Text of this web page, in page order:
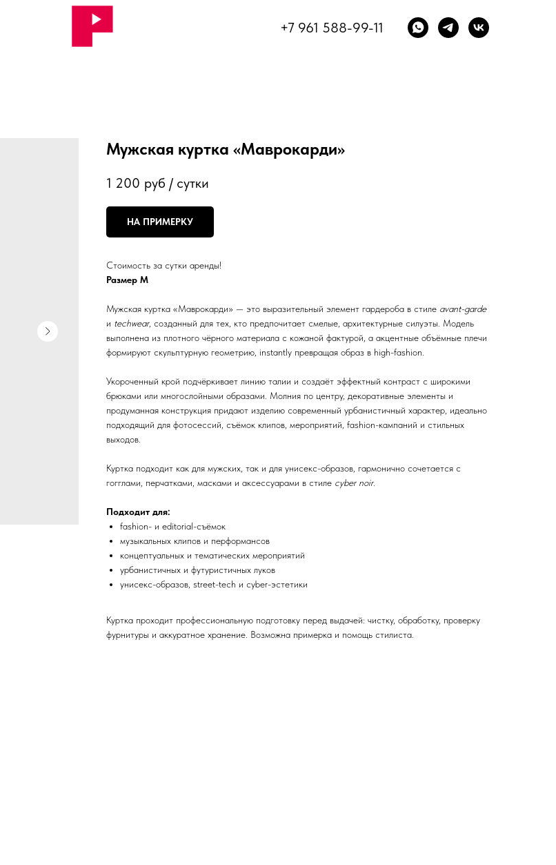
+7 961 588-99-11
Мужская куртка «Маврокарди»
1 200 руб / сутки
НА ПРИМЕРКУ
Стоимость за сутки аренды!
Размер М
Мужская куртка «Маврокарди» — это выразительный элемент гардероба в стиле avant-garde
и techwear, созданный для тех, кто предпочитает смелые, архитектурные силуэты. Модель
выполнена из плотного чёрного материала с кожаной фактурой, а акцентные объёмные плечи
формируют скульптурную геометрию, instantly превращая образ в high-fashion.
Укороченный крой подчёркивает линию талии и создаёт эффектный контраст с широкими
брюками или многослойными образами. Молния по центру, декоративные элементы и
продуманная конструкция придают изделию современный урбанистичный характер, идеально
подходящий для фотосессий, съёмок клипов, мероприятий, fashion-кампаний и стильных
выходов.
Куртка подходит как для мужских, так и для унисекс-образов, гармонично сочетается с
гогглами, перчатками, масками и аксессуарами в стиле cyber noir.
Подходит для:
fashion- и editorial-съёмок
музыкальных клипов и перформансов
концептуальных и тематических мероприятий
урбанистичных и футуристичных луков
унисекс-образов, street-tech и cyber-эстетики
Куртка проходит профессиональную подготовку перед выдачей: чистку, обработку, проверку
фурнитуры и аккуратное хранение. Возможна примерка и помощь стилиста.